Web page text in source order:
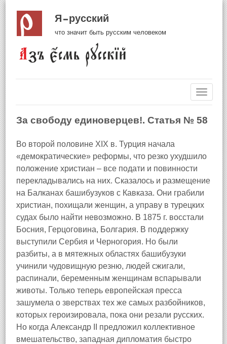
Я русский
что значит быть русским человеком
За свободу единоверцев!. Статья № 58
Во второй половине XIX в. Турция начала
«демократические» реформы, что резко ухудшило
положение христиан – все подати и повинности
перекладывались на них. Сказалось и размещение
на Балканах башибузуков с Кавказа. Они грабили
христиан, похищали женщин, а управу в турецких
судах было найти невозможно. В 1875 г. восстали
Босния, Герцоговина, Болгария. В поддержку
выступили Сербия и Черногория. Но были
разбиты, а в мятежных областях башибузуки
учинили чудовищную резню, людей сжигали,
распинали, беременным женщинам вспарывали
животы. Только теперь европейская пресса
зашумела о зверствах тех же самых разбойников,
которых героизировала, пока они резали русских.
Но когда Александр II предложил коллективное
вмешательство, западная дипломатия быстро